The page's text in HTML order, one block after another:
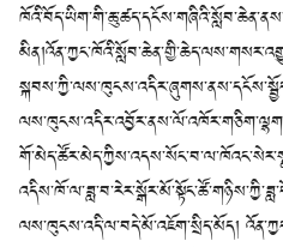
ལས་ཁུངས་འདི་ལ་བདེ་མོ་འཇོག་སྲིད་མོད།